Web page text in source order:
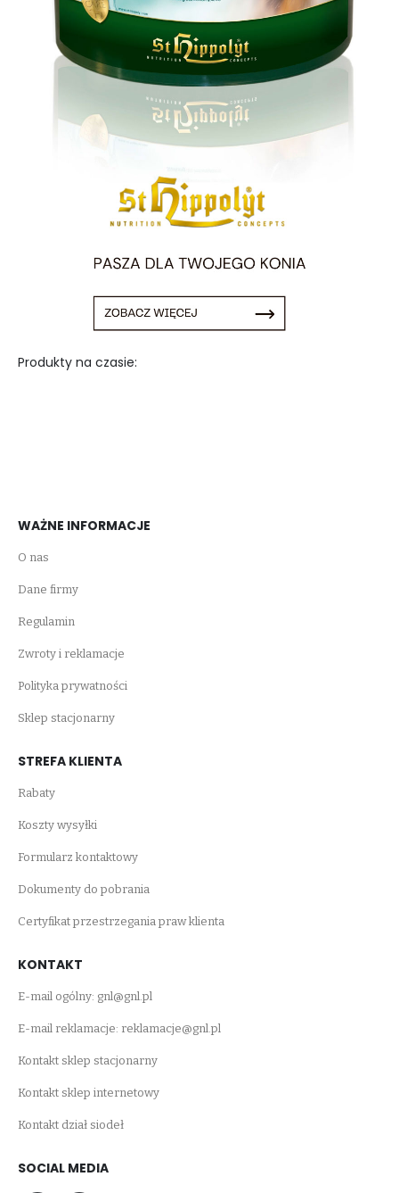
Produkty na czasie:
WAŻNE INFORMACJE
O nas
Dane firmy
Regulamin
Zwroty i reklamacje
Polityka prywatności
Sklep stacjonarny
STREFA KLIENTA
Rabaty
Koszty wysyłki
Formularz kontaktowy
Dokumenty do pobrania
Certyfikat przestrzegania praw klienta
KONTAKT
E-mail ogólny: gnl@gnl.pl
E-mail reklamacje: reklamacje@gnl.pl
Kontakt sklep stacjonarny
Kontakt sklep internetowy
Kontakt dział siodeł
SOCIAL MEDIA